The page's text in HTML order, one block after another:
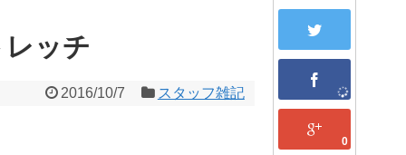
0
ッチ
2016/10/7 スタッフ雑記